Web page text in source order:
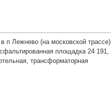
п Лежнево (на московской трассе)
площадка 24 191,
трансформаторная